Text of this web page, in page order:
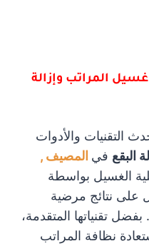
المراتب وإزالة
التقنيات والأدوات
البقع في المصيف ,
الغسيل بواسطة
نتائج مرضية
تقنياتها المتقدمة،
نظافة المراتب